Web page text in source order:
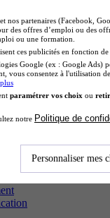
filière les
et nos partenaires (Facebook,
des offres d’emploi ou des
ou une formation.
ces publicités en fonction
Google (ex : Google Ads)
vous consentez à l'utilisation
paramétrer vos choix ou
notre Politique de
Personnaliser mes